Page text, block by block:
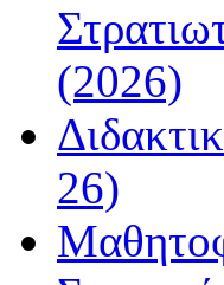
(2026)
26)